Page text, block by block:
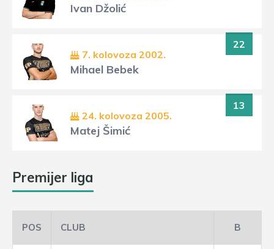
Ivan Džolić
22
7. kolovoza 2002.
Mihael Bebek
13
24. kolovoza 2005.
Matej Šimić
Premijer liga
POS CLUB B